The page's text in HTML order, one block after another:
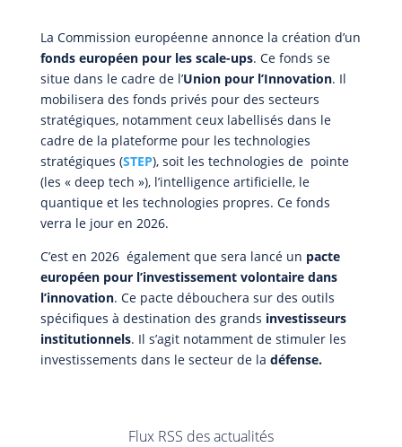
La Commission européenne annonce la création d’un
fonds européen pour les scale-ups. Ce fonds se
situe dans le cadre de l’Union pour l’Innovation. Il
mobilisera des fonds privés pour des secteurs
stratégiques, notamment ceux labellisés dans le
cadre de la plateforme pour les technologies
stratégiques (STEP), soit les technologies de pointe
(les « deep tech »), l’intelligence artificielle, le
quantique et les technologies propres. Ce fonds
verra le jour en 2026.
C’est en 2026 également que sera lancé un pacte
européen pour l’investissement volontaire dans
l’innovation. Ce pacte débouchera sur des outils
spécifiques à destination des grands investisseurs
institutionnels. Il s’agit notamment de stimuler les
investissements dans le secteur de la défense.
Flux RSS des actualités